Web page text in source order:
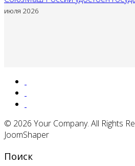
июля 2026
© 2026 Your Company. All Rights
JoomShaper
Поиск